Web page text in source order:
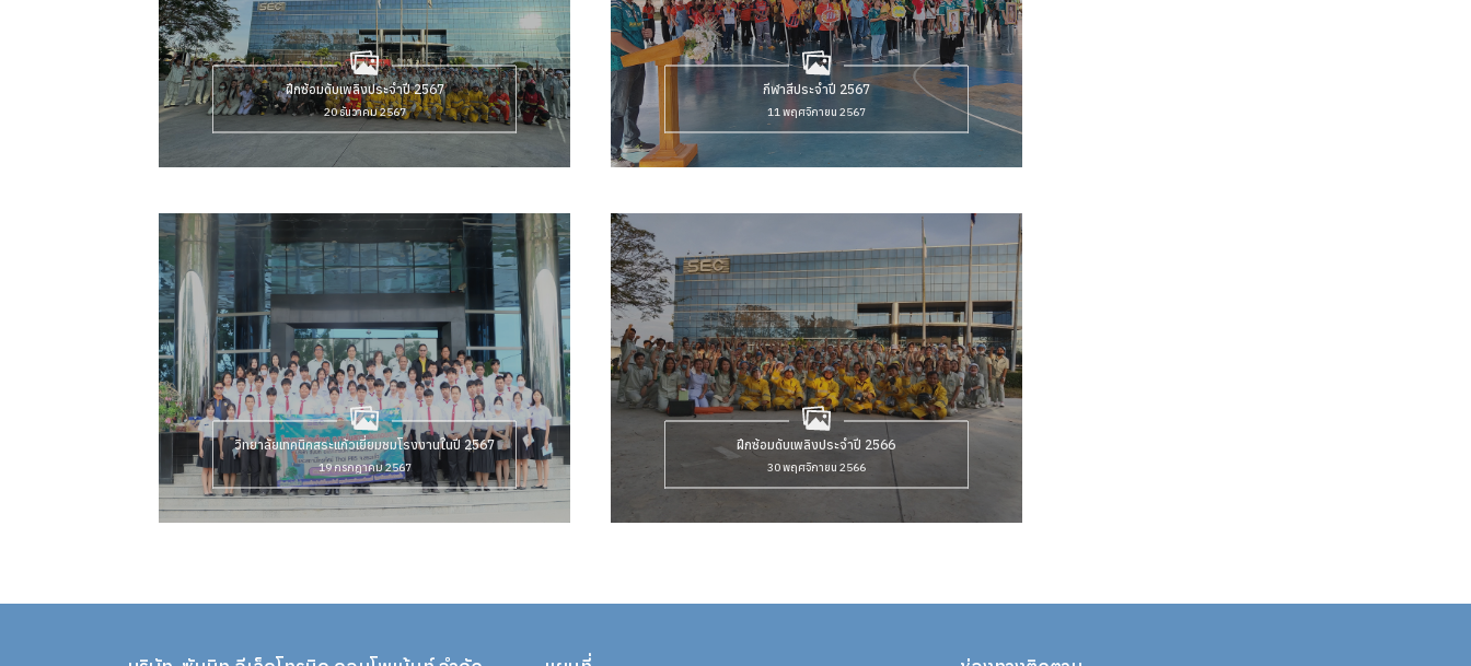
ฝึกซ้อมดับเพลิงประจำปี 2567
20 ธันวาคม 2567
ดูข้อมูลหรือ กิจกรรมภายในบริษัท
กีฬาสีประจำปี 2567
11 พฤศจิกายน 2567
ดูข้อมูลหรือ กิจกรรมภายในบริษัท
วิทยาลัยเทคนิคสระแก้วเยี่ยมชมโรงงานในปี 2567
19 กรกฎาคม 2567
ดูข้อมูลหรือ กิจกรรมภายในบริษัท
ฝึกซ้อมดับเพลิงประจำปี 2566
30 พฤศจิกายน 2566
ดูข้อมูลหรือ กิจกรรมภายในบริษัท